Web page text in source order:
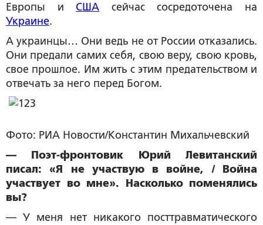
Европы и США сейчас сосредоточена на
Украине.
А украинцы… Они ведь не от России отказались.
Они предали самих себя, свою веру, свою кровь,
свое прошлое. Им жить с этим предательством и
отвечать за него перед Богом.
Фото: РИА Новости/Константин Михальчевский
— Поэт-фронтовик Юрий Левитанский
писал: «Я не участвую в войне, / Война
участвует во мне». Насколько поменялись
вы?
— У меня нет никакого посттравматического